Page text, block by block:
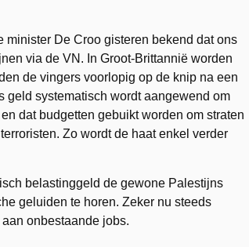
minister De Croo gisteren bekend dat ons
via de VN. In Groot-Brittannië worden
de vingers voorlopig op de knip na een
geld systematisch wordt aangewend om
dat budgetten gebuikt worden om straten
Zo wordt de haat enkel verder
belastinggeld de gewone Palestijns
geluiden te horen. Zeker nu steeds
onbestaande jobs.